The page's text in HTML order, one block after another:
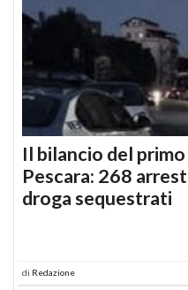
Il bilancio del
Pescara: 268
droga sequestrati
di Redazione